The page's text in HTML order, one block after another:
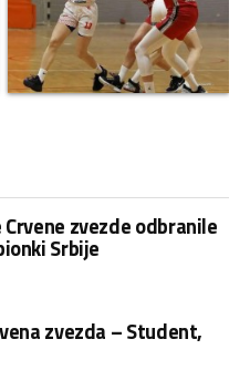
zvezde odbranile
Srbije
zvezda – Student,